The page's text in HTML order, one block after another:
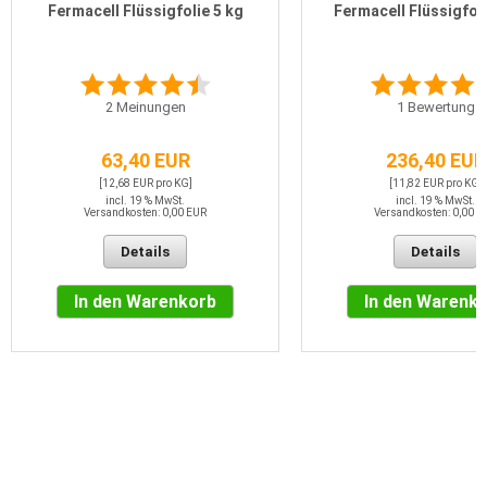
Fermacell Flüssigfolie 5 kg
2 Meinungen
63,40 EUR
[12,68 EUR pro KG]
incl. 19 % MwSt.
Versandkosten: 0,00 EUR
Details
In den Warenkorb
Fermacell
1 Bewertung
236,40 EUR
[11,82 EUR pro KG]
incl. 19 % MwSt.
Versandkosten: 0,00
Details
In den